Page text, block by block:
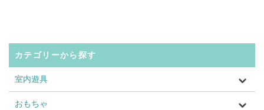
カテゴリーから探す
室内遊具
おもちゃ